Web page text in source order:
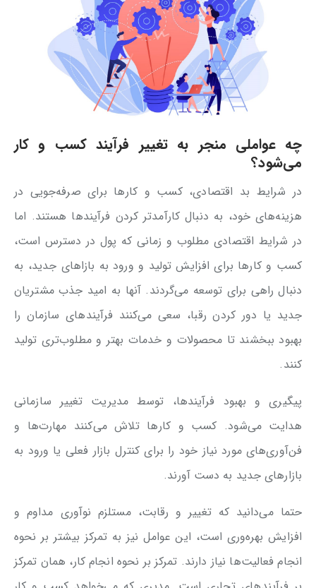
چه عواملی منجر به تغییر فرآیند کسب و کار
می‌شود؟
در شرایط بد اقتصادی، کسب و کارها برای صرفه‌جویی در
هزینه‌های خود، به دنبال کارآمدتر کردن فرآیندها هستند. اما
در شرایط اقتصادی مطلوب و زمانی که پول در دسترس است،
کسب و کارها برای افزایش تولید و ورود به بازاهای جدید، به
دنبال راهی برای توسعه می‌گردند. آنها به امید جذب مشتریان
جدید یا دور کردن رقبا، سعی می‌کنند فرآیندهای سازمان را
بهبود ببخشند تا محصولات و خدمات بهتر و مطلوب‌تری تولید
کنند.
پیگیری و بهبود فرآیندها، توسط مدیریت تغییر سازمانی
هدایت می‌شود. کسب و کارها تلاش می‌کنند مهارت‌ها و
فن‌آوری‌های مورد نیاز خود را برای کنترل بازار فعلی یا ورود به
بازارهای جدید به دست آورند.
حتما می‌دانید که تغییر و رقابت، مستلزم نوآوری مداوم و
افزایش بهره‌وری است، این عوامل نیز به تمرکز بیشتر بر نحوه
انجام فعالیت‌ها نیاز دارند. تمرکز بر نحوه انجام کار، همان تمرکز